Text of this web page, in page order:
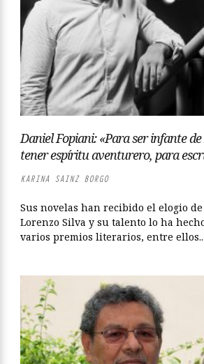
Daniel Fopiani: «Para ser infante
tener espíritu aventurero, para
KARINA SAINZ BORGO
Sus novelas han recibido el elogio
Lorenzo Silva y su talento lo ha
varios premios literarios, entre ellos...